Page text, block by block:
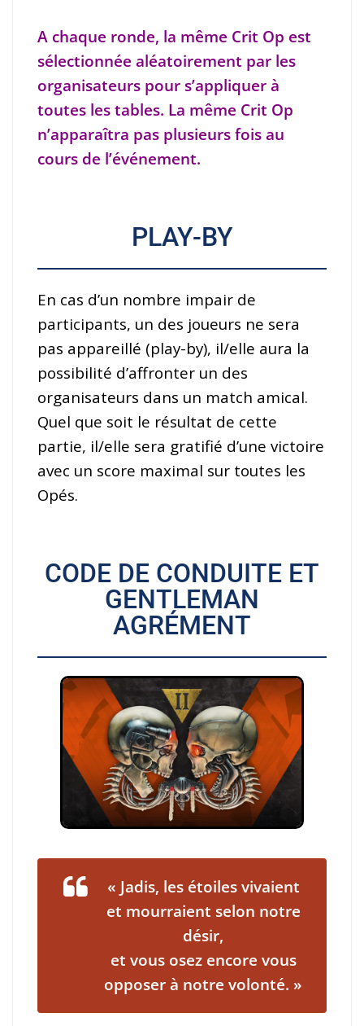
A chaque ronde, la même Crit Op est
sélectionnée aléatoirement par les
organisateurs pour s’appliquer à
toutes les tables. La même Crit Op
n’apparaîtra pas plusieurs fois au
cours de l’événement.
PLAY-BY
En cas d’un nombre impair de
participants, un des joueurs ne sera
pas appareillé (play-by), il/elle aura la
possibilité d’affronter un des
organisateurs dans un match amical.
Quel que soit le résultat de cette
partie, il/elle sera gratifié d’une victoire
avec un score maximal sur toutes les
Opés.
CODE DE CONDUITE ET
GENTLEMAN
AGRÉMENT
« Jadis, les étoiles vivaient
et mourraient selon notre
désir,
et vous osez encore vous
opposer à notre volonté. »